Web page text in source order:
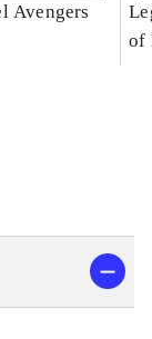
Avengers
of